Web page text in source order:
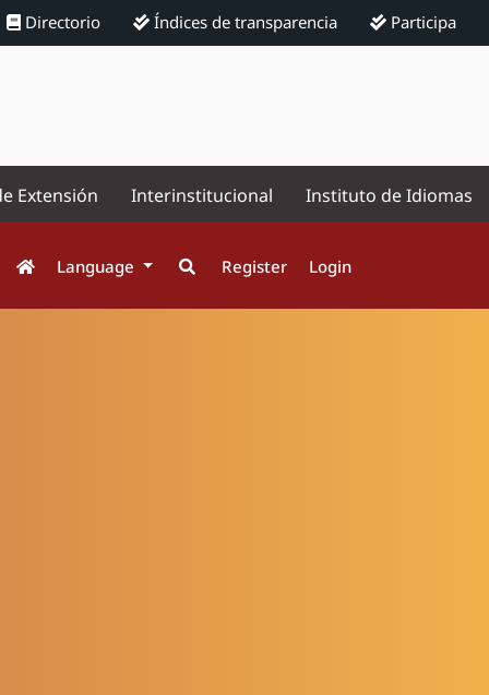
Directorio Índices de transparencia Participa
Extensión Interinstitucional Instituto de Idiomas
Language Register Login